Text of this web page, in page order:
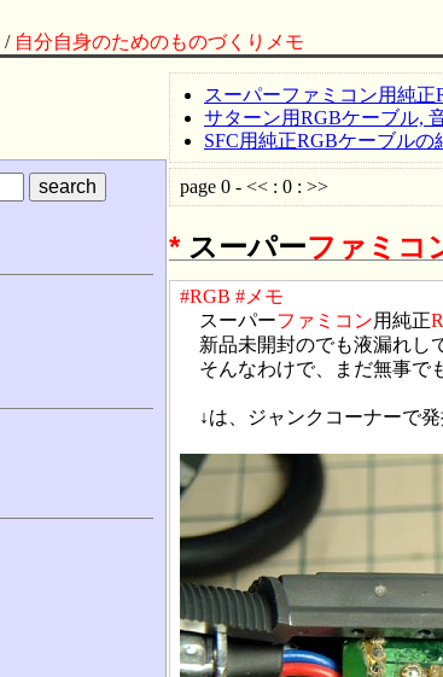
/ 自分自身のためのものづくりメモ
スーパーファミコン用純
サターン用RGBケーブル,
SFC用純正RGBケーブルの
page 0 - << : 0 : >>
*スーパーファミコ
#RGB #メモ
スーパーファミコン用純正
新品未開封のでも液漏れし
そんなわけで、まだ無事で
↓は、ジャンクコーナーで発